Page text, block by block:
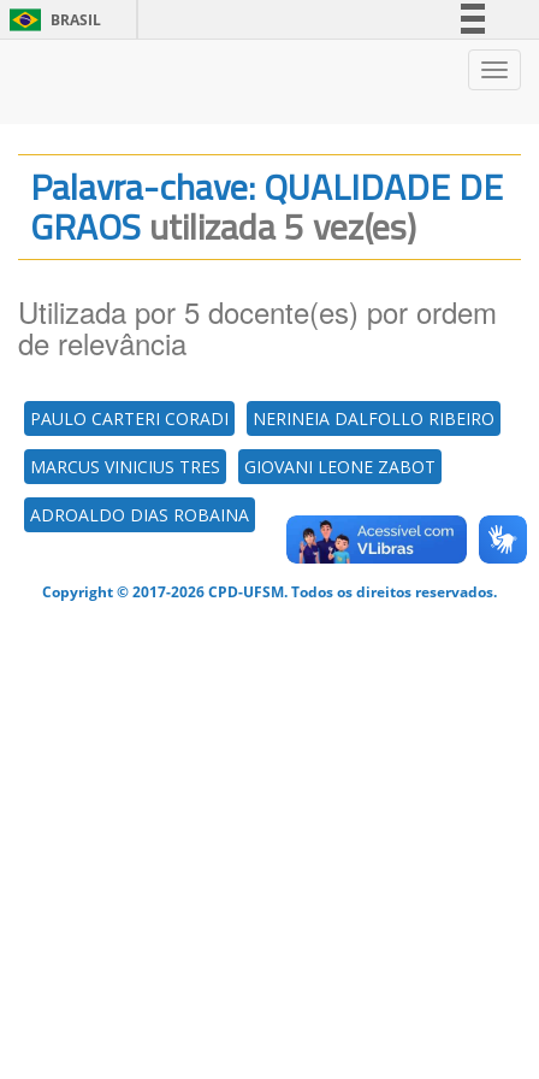
BRASIL
Legislação
Canais
Palavra-chave: QUALIDADE DE
GRAOSutilizada 5 vez(es)
Utilizada por 5 docente(es) por ordem
de relevância
PAULO CARTERI CORADI NERINEIA DALFOLLO RIBEIRO
MARCUS VINICIUS TRES GIOVANI LEONE ZABOT
ADROALDO DIAS ROBAINA
Copyright © 2017-2026 CPD-UFSM. Todos os direitos reservados.